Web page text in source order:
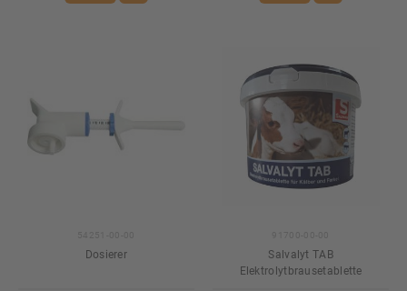
Dosierer
Salvalyt TAB
Elektrolytbrausetablette